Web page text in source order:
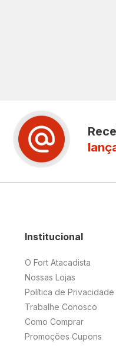
Institucional
O Fort Atacadista
Nossas Lojas
Política de Privacidade
Trabalhe Conosco
Como Comprar
Promoções Cupons